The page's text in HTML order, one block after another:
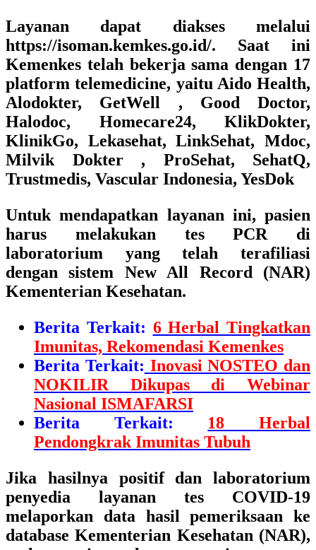
Layanan dapat diakses melalui
https://isoman.kemkes.go.id/. Saat ini
Kemenkes telah bekerja sama dengan 17
platform telemedicine, yaitu Aido Health,
Alodokter, GetWell , Good Doctor,
Halodoc, Homecare24, KlikDokter,
KlinikGo, Lekasehat, LinkSehat, Mdoc,
Milvik Dokter , ProSehat, SehatQ,
Trustmedis, Vascular Indonesia, YesDok
Untuk mendapatkan layanan ini, pasien
harus melakukan tes PCR di
laboratorium yang telah terafiliasi
dengan sistem New All Record (NAR)
Kementerian Kesehatan.
Berita Terkait: 6 Herbal Tingkatkan
Imunitas, Rekomendasi Kemenkes
Berita Terkait: Inovasi NOSTEO dan
NOKILIR Dikupas di Webinar
Nasional ISMAFARSI
Berita Terkait:
18 Herbal
Pendongkrak Imunitas Tubuh
Jika hasilnya positif dan laboratorium
penyedia layanan tes COVID-19
melaporkan data hasil pemeriksaan ke
database Kementerian Kesehatan (NAR),